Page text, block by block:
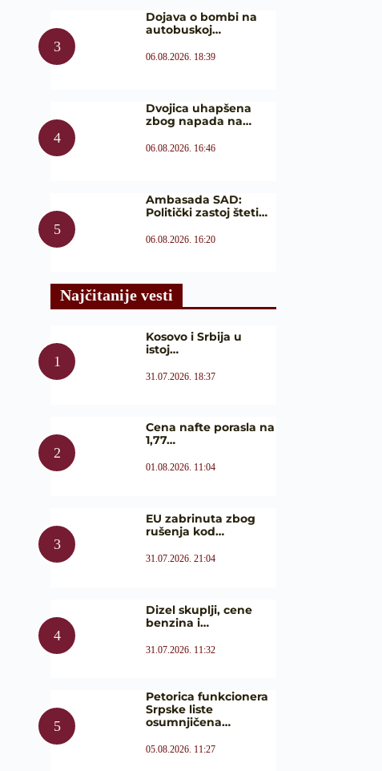
Dojava o bombi na
autobuskoj…
06.08.2026. 18:39
Dvojica uhapšena
zbog napada na…
06.08.2026. 16:46
Ambasada SAD:
Politički zastoj šteti…
06.08.2026. 16:20
Najčitanije vesti
Kosovo i Srbija u
istoj…
31.07.2026. 18:37
Cena nafte porasla na
1,77…
01.08.2026. 11:04
EU zabrinuta zbog
rušenja kod…
31.07.2026. 21:04
Dizel skuplji, cene
benzina i…
31.07.2026. 11:32
Petorica funkcionera
Srpske liste
osumnjičena…
05.08.2026. 11:27